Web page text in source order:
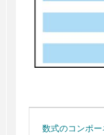
数式のコンポー